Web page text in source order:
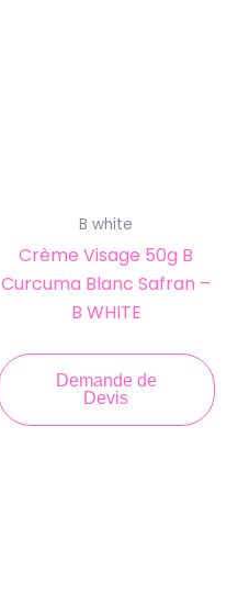
B white
Crème Visage 50g B
Curcuma Blanc Safran –
B WHITE
Demande de
Devis